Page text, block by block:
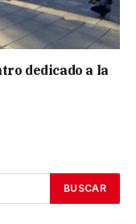
dedicado a la